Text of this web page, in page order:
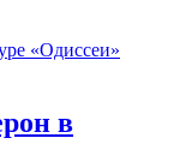
в